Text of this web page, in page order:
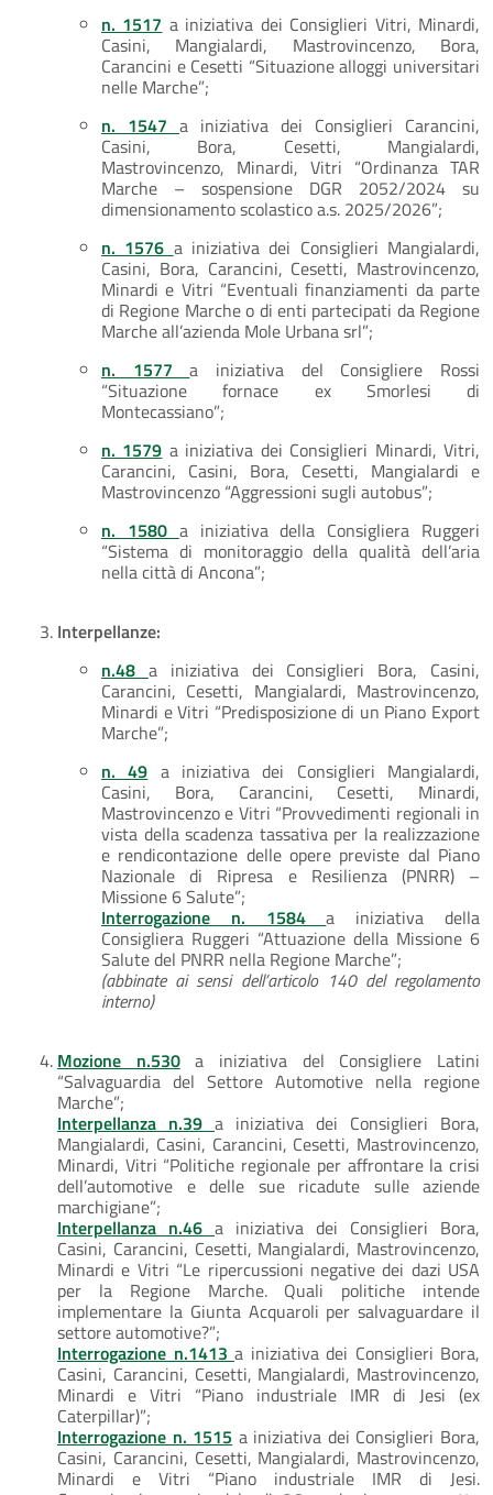
n. 1517 a iniziativa dei Consiglieri Vitri, Minardi,
Casini, Mangialardi, Mastrovincenzo, Bora,
Carancini e Cesetti “Situazione alloggi universitari
nelle Marche”;
n. 1547 a iniziativa dei Consiglieri Carancini,
Casini, Bora, Cesetti, Mangialardi,
Mastrovincenzo, Minardi, Vitri “Ordinanza TAR
Marche – sospensione DGR 2052/2024 su
dimensionamento scolastico a.s. 2025/2026”;
n. 1576 a iniziativa dei Consiglieri Mangialardi,
Casini, Bora, Carancini, Cesetti, Mastrovincenzo,
Minardi e Vitri “Eventuali finanziamenti da parte
di Regione Marche o di enti partecipati da Regione
Marche all’azienda Mole Urbana srl”;
n. 1577a iniziativa del Consigliere Rossi
“Situazione fornace ex Smorlesi di
Montecassiano”;
n. 1579 a iniziativa dei Consiglieri Minardi, Vitri,
Carancini, Casini, Bora, Cesetti, Mangialardi e
Mastrovincenzo “Aggressioni sugli autobus”;
n. 1580 a iniziativa della Consigliera Ruggeri
“Sistema di monitoraggio della qualità dell’aria
nella città di Ancona”;
Interpellanze:
n.48 a iniziativa dei Consiglieri Bora, Casini,
Carancini, Cesetti, Mangialardi, Mastrovincenzo,
Minardi e Vitri “Predisposizione di un Piano Export
Marche”;
n. 49 a iniziativa dei Consiglieri Mangialardi,
Casini, Bora, Carancini, Cesetti, Minardi,
Mastrovincenzo e Vitri “Provvedimenti regionali in
vista della scadenza tassativa per la realizzazione
e rendicontazione delle opere previste dal Piano
Nazionale di Ripresa e Resilienza (PNRR) –
Missione 6 Salute”;
Interrogazione n. 1584a iniziativa della
Consigliera Ruggeri “Attuazione della Missione 6
Salute del PNRR nella Regione Marche”;
(abbinate ai sensi dell’articolo 140 del regolamento
interno)
Mozione n.530a iniziativa del Consigliere Latini
“Salvaguardia del Settore Automotive nella regione
Marche”;
Interpellanza n.39 a iniziativa dei Consiglieri Bora,
Mangialardi, Casini, Carancini, Cesetti, Mastrovincenzo,
Minardi, Vitri “Politiche regionale per affrontare la crisi
dell’automotive e delle sue ricadute sulle aziende
marchigiane”;
Interpellanza n.46 a iniziativa dei Consiglieri Bora,
Casini, Carancini, Cesetti, Mangialardi, Mastrovincenzo,
Minardi e Vitri “Le ripercussioni negative dei dazi USA
per la Regione Marche. Quali politiche intende
implementare la Giunta Acquaroli per salvaguardare il
settore automotive?”;
Interrogazione n.1413 a iniziativa dei Consiglieri Bora,
Casini, Carancini, Cesetti, Mangialardi, Mastrovincenzo,
Minardi e Vitri “Piano industriale IMR di Jesi (ex
Caterpillar)”;
Interrogazione n. 1515 a iniziativa dei Consiglieri Bora,
Casini, Carancini, Cesetti, Mangialardi, Mastrovincenzo,
Minardi e Vitri “Piano industriale IMR di Jesi.